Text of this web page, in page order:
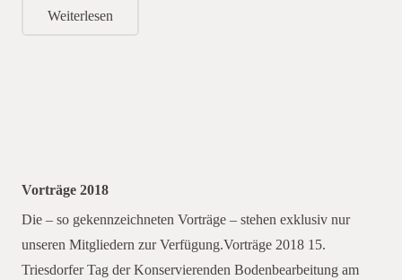
Weiterlesen
Vorträge 2018
Die – so gekennzeichneten Vorträge – stehen exklusiv nur
unseren Mitgliedern zur Verfügung.Vorträge 2018 15.
Triesdorfer Tag der Konservierenden Bodenbearbeitung am